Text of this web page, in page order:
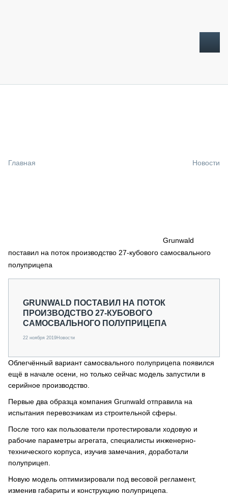
СПЕЦПРОЕКТЫ
МЕРОПРИЯТИЯ
СТАТЬИ ПО КАТЕГОРИЯМ ТЕХНИКИ
Главная Новости
Grunwald
поставил на поток производство 27-кубового самосвального
полуприцепа
GRUNWALD ПОСТАВИЛ НА ПОТОК
ПРОИЗВОДСТВО 27-КУБОВОГО
САМОСВАЛЬНОГО ПОЛУПРИЦЕПА
22 ноября 2019Новости
Облегчённый вариант самосвального полуприцепа появился
ещё в начале осени, но только сейчас модель запустили в
серийное производство.
Первые два образца компания Grunwald отправила на
испытания перевозчикам из строительной сферы.
После того как пользователи протестировали ходовую и
рабочие параметры агрегата, специалисты инженерно-
технического корпуса, изучив замечания, доработали
полуприцеп.
Новую модель оптимизировали под весовой регламент,
изменив габариты и конструкцию полуприцепа.